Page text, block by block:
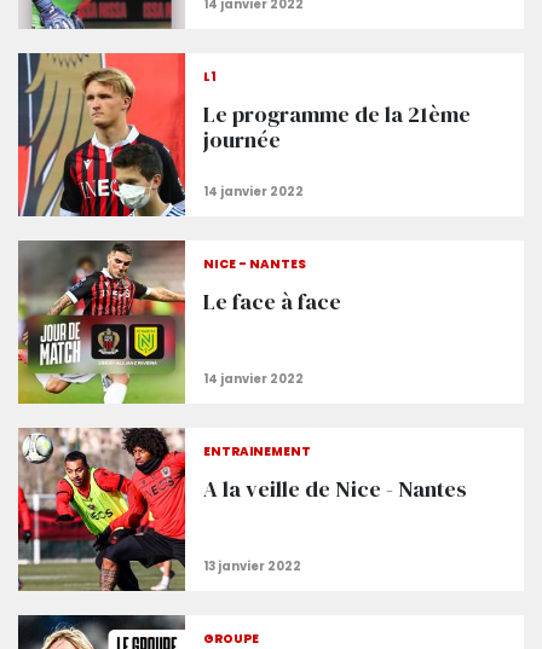
L1
Le programme de la 21ème
journée
NICE - NANTES
Le face à face
ENTRAÎNEMENT
A la veille de Nice - Nantes
GROUPE